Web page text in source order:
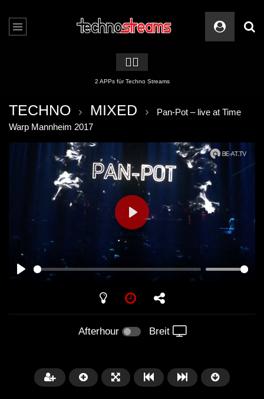
🏳️‍🌈
2 APPs für Techno Streams
TECHNO MIXED
Pan-Pot – live at Time
Warp Mannheim 2017
PLAY
Afterhour Breit